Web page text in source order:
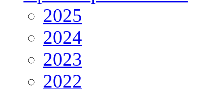
2025
2024
2023
2022